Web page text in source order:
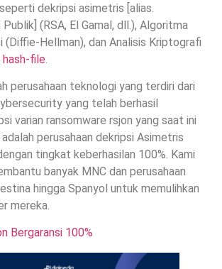
dekripsi asimetris [alias.
(RSA, El Gamal, dll.), Algoritma
(Diffie-Hellman), dan Analisis Kriptografi
hash-file
perusahaan teknologi yang terdiri dari
yang telah berhasil
varian ransomware rsjon yang saat ini
adalah perusahaan dekripsi Asimetris
tingkat keberhasilan 100%. Kami
banyak MNC dan perusahaan
hingga Spanyol untuk memulihkan
mereka.
Bergaransi 100%